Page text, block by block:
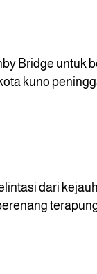
Bridge untuk
kuno
dari